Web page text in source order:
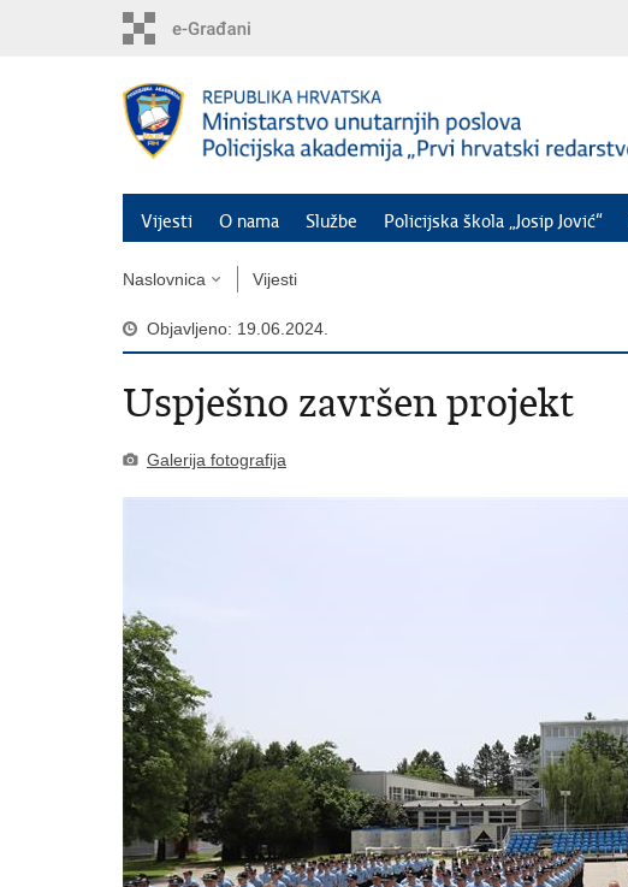
Vijesti O nama Službe Policijska škola „Josip Jović“
Naslovnica Vijesti
Objavljeno: 19.06.2024.
Uspješno završen projekt
Galerija fotografija